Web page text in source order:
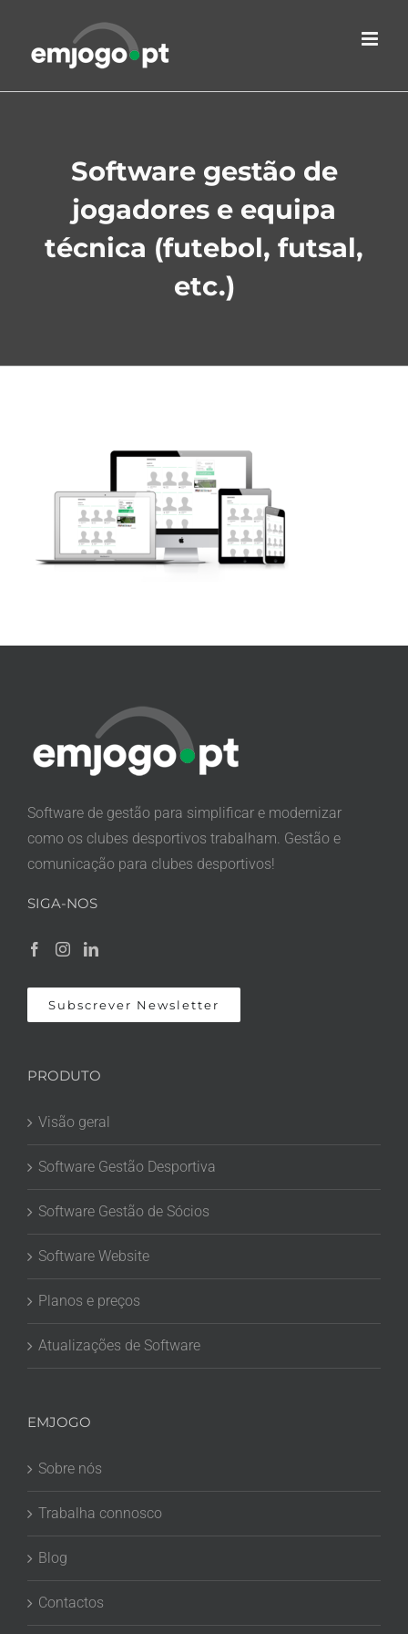
content
Software gestão de
jogadores e equipa
técnica (futebol, futsal,
etc.)
Software de gestão para simplificar e modernizar
como os clubes desportivos trabalham. Gestão e
comunicação para clubes desportivos!
SIGA-NOS
Subscrever Newsletter
PRODUTO
Visão geral
Software Gestão Desportiva
Software Gestão de Sócios
Software Website
Planos e preços
Atualizações de Software
EMJOGO
Sobre nós
Trabalha connosco
Blog
Contactos